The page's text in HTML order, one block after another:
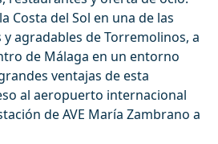
Costa del Sol en una de las
agradables de Torremolinos, a
de Málaga en un entorno
ventajas de esta
al aeropuerto internacional
de AVE María Zambrano a